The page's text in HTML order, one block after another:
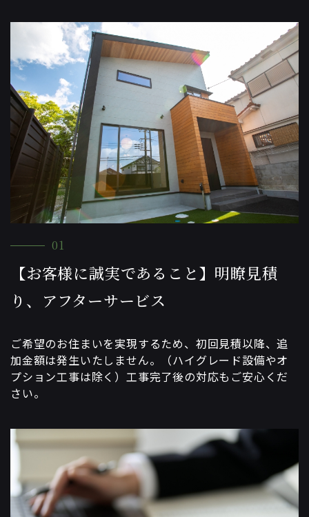
01
【お客様に誠実であること】明瞭見積
り、アフターサービス
ご希望のお住まいを実現するため、初回見積以降、追
加金額は発生いたしません。（ハイグレード設備やオ
プション工事は除く）工事完了後の対応もご安心くだ
さい。